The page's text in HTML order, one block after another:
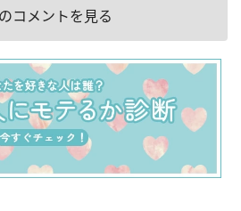
コメントを見る